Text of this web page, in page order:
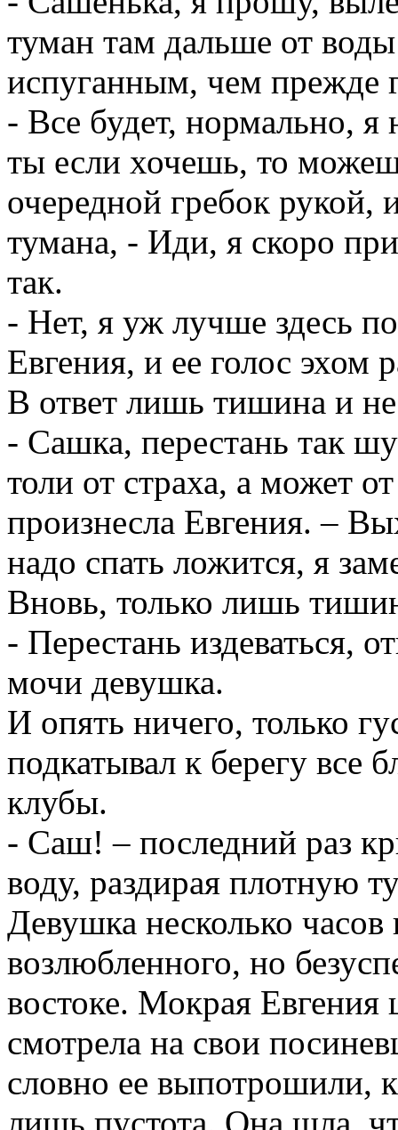
туман там дальше от
испуганным, чем прежде
- Все будет, нормально, я
ты если хочешь, то
очередной гребок рукой,
тумана, - Иди, я скоро
так.
- Нет, я уж лучше здесь
Евгения, и ее голос эхом
В ответ лишь тишина и
- Сашка, перестань так
толи от страха, а может
произнесла Евгения. –
надо спать ложится, я
Вновь, только лишь
- Перестань издеваться,
мочи девушка.
И опять ничего, только
подкатывал к берегу все
клубы.
- Саш! – последний раз
воду, раздирая плотную
Девушка несколько часов
возлюбленного, но
востоке. Мокрая Евгения
смотрела на свои
словно ее выпотрошили,
лишь пустота. Она шла,